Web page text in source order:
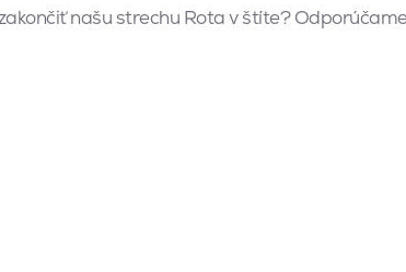
našu strechu Rota v štíte?